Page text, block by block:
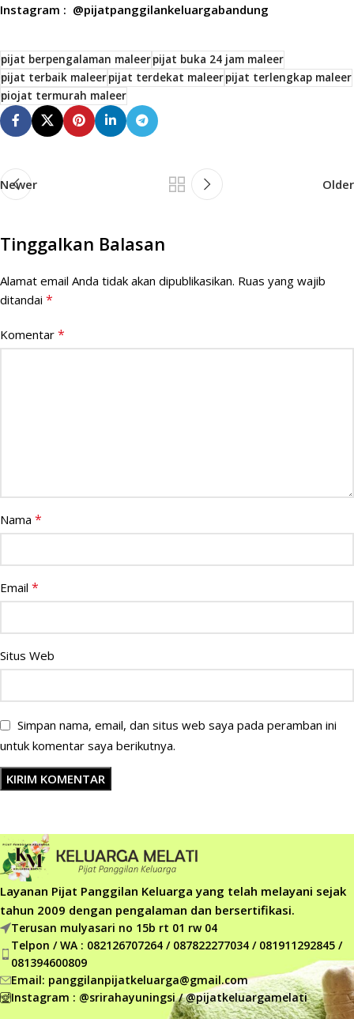
Instagram : @pijatpanggilankeluargabandung
pijat berpengalaman maleerpijat buka 24 jam maleer
pijat terbaik maleerpijat terdekat maleerpijat terlengkap maleer
piojat termurah maleer
Newer Older
Tinggalkan Balasan
Alamat email Anda tidak akan dipublikasikan. Ruas yang wajib
ditandai *
Komentar *
Nama *
Email *
Situs Web
Simpan nama, email, dan situs web saya pada peramban ini
untuk komentar saya berikutnya.
Layanan Pijat Panggilan Keluarga yang telah melayani sejak
tahun 2009 dengan pengalaman dan bersertifikasi.
Terusan mulyasari no 15b rt 01 rw 04
Telpon / WA : 082126707264 / 087822277034 / 081911292845 /
081394600809
Email: panggilanpijatkeluarga@gmail.com
Instagram : @srirahayuningsi / @pijatkeluargamelati